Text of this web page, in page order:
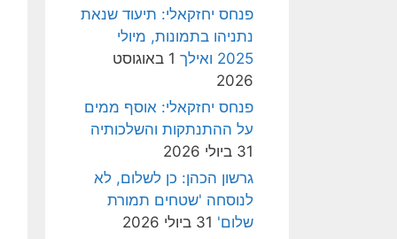
פנחס יחזקאלי: תיעוד שנאת
נתניהו בתמונות, מיולי
2025 ואילך
1 באוגוסט
2026
פנחס יחזקאלי: אוסף ממים
על ההתנתקות והשלכותיה
31 ביולי 2026
גרשון הכהן: כן לשלום, לא
לנוסחה 'שטחים תמורת
שלום' 31 ביולי 2026